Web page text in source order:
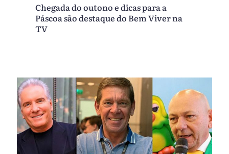
Chegada do outono e dicas para a
Páscoa são destaque do Bem Viver na
TV